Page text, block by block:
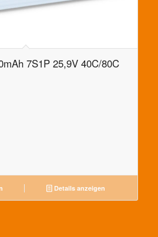
7S1P 25,9V 40C/80C
Details anzeigen